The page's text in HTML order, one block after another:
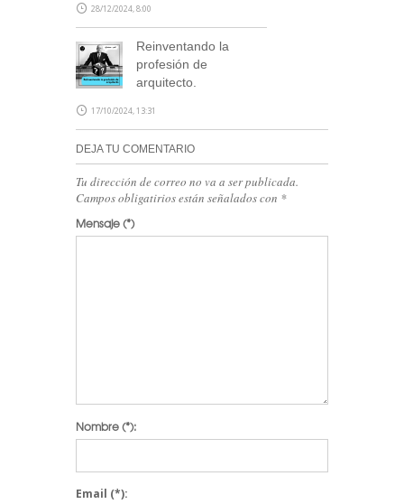
28/12/2024, 8:00
Reinventando la
profesión de
arquitecto.
17/10/2024, 13:31
DEJA TU COMENTARIO
Tu dirección de correo no va a ser publicada.
Campos obligatirios están señalados con *
Mensaje(*)
Nombre(*):
Email (*):